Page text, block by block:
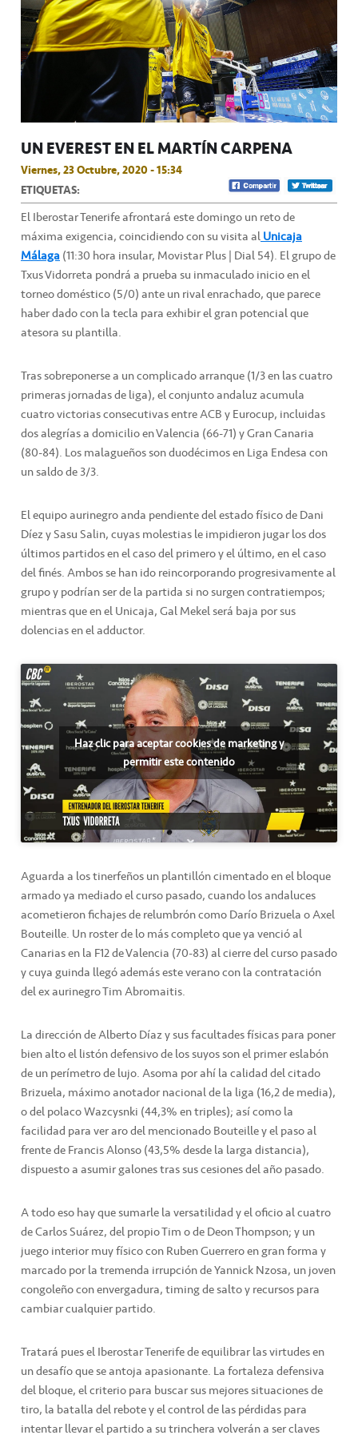
UN EVEREST EN EL MARTÍN CARPENA
Viernes, 23 Octubre, 2020 - 15:34
ETIQUETAS:
El Iberostar Tenerife afrontará este domingo un reto de
máxima exigencia, coincidiendo con su visita alUnicaja
Málaga(11:30 hora insular, Movistar Plus | Dial 54). El grupo de
Txus Vidorreta pondrá a prueba su inmaculado inicio en el
torneo doméstico (5/0) ante un rival enrachado, que parece
haber dado con la tecla para exhibir el gran potencial que
atesora su plantilla.
Tras sobreponerse a un complicado arranque (1/3 en las cuatro
primeras jornadas de liga), el conjunto andaluz acumula
cuatro victorias consecutivas entre ACB y Eurocup, incluidas
dos alegrías a domicilio en Valencia (66-71) y Gran Canaria
(80-84). Los malagueños son duodécimos en Liga Endesa con
un saldo de 3/3.
El equipo aurinegro anda pendiente del estado físico de Dani
Díez y Sasu Salin, cuyas molestias le impidieron jugar los dos
últimos partidos en el caso del primero y el último, en el caso
del finés. Ambos se han ido reincorporando progresivamente al
grupo y podrían ser de la partida si no surgen contratiempos;
mientras que en el Unicaja, Gal Mekel será baja por sus
dolencias en el adductor.
Haz clic para aceptar cookies de marketing y
permitir este contenido
Aguarda a los tinerfeños un plantillón cimentado en el bloque
armado ya mediado el curso pasado, cuando los andaluces
acometieron fichajes de relumbrón como Darío Brizuela o Axel
Bouteille. Un roster de lo más completo que ya venció al
Canarias en la F12 de Valencia (70-83) al cierre del curso pasado
y cuya guinda llegó además este verano con la contratación
del ex aurinegro Tim Abromaitis.
La dirección de Alberto Díaz y sus facultades físicas para poner
bien alto el listón defensivo de los suyos son el primer eslabón
de un perímetro de lujo. Asoma por ahí la calidad del citado
Brizuela, máximo anotador nacional de la liga (16,2 de media),
o del polaco Wazcysnki (44,3% en triples); así como la
facilidad para ver aro del mencionado Bouteille y el paso al
frente de Francis Alonso (43,5% desde la larga distancia),
dispuesto a asumir galones tras sus cesiones del año pasado.
A todo eso hay que sumarle la versatilidad y el oficio al cuatro
de Carlos Suárez, del propio Tim o de Deon Thompson; y un
juego interior muy físico con Ruben Guerrero en gran forma y
marcado por la tremenda irrupción de Yannick Nzosa, un joven
congoleño con envergadura, timing de salto y recursos para
cambiar cualquier partido.
Tratará pues el Iberostar Tenerife de equilibrar las virtudes en
un desafío que se antoja apasionante. La fortaleza defensiva
del bloque, el criterio para buscar sus mejores situaciones de
tiro, la batalla del rebote y el control de las pérdidas para
intentar llevar el partido a su trinchera volverán a ser claves